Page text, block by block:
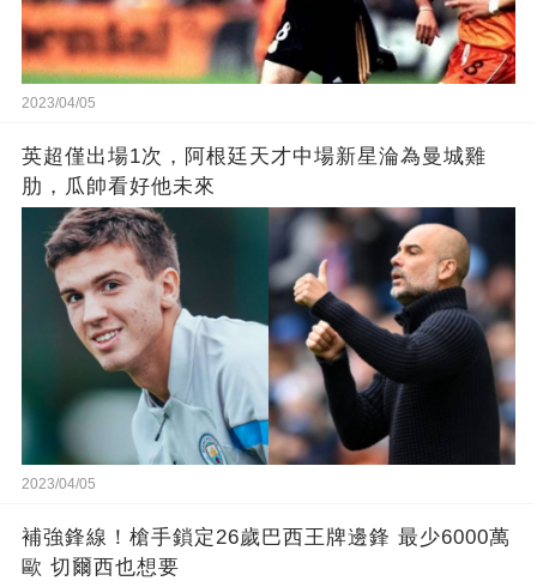
2023/04/05
英超僅出場1次，阿根廷天才中場新星淪為曼城雞
肋，瓜帥看好他未來
2023/04/05
補強鋒線！槍手鎖定26歲巴西王牌邊鋒 最少6000萬
歐 切爾西也想要